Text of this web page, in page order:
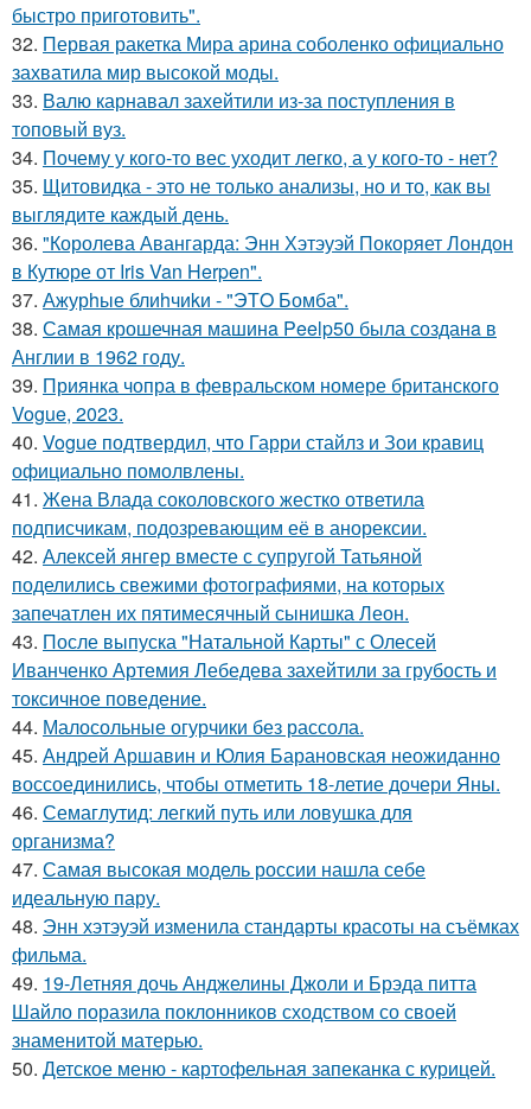
быстро приготовить".
32. Первая ракетка Мира арина соболенко официально
захватила мир высокой моды.
33. Валю карнавал захейтили из-за поступления в
топовый вуз.
34. Почему у кого-то вес уходит легко, а у кого-то - нет?
35. Щитовидка - это не только анализы, но и то, как вы
выглядите каждый день.
36. "Королева Авангарда: Энн Хэтэуэй Покоряет Лондон
в Кутюре от Iris Van Herpen".
37. Ажурhые блиhчиkи - "ЭТO Бомба".
38. Самая крошечная машинa Peelp50 была созданa в
Англии в 1962 году.
39. Приянка чопра в февральском номере британского
Vogue, 2023.
40. Vogue подтвердил, что Гарри стайлз и Зои кравиц
официально помолвлены.
41. Жена Влада соколовского жестко ответила
подписчикам, подозревающим её в анорексии.
42. Алексей янгер вместе с супругой Татьяной
поделились свежими фотографиями, на которых
запечатлен их пятимесячный сынишка Леон.
43. После выпуска "Натальной Карты" с Олесей
Иванченко Артемия Лебедева захейтили за грубость и
токсичное поведение.
44. Малосольные огурчики без рассола.
45. Андрей Аршавин и Юлия Барановская неожиданно
воссоединились, чтобы отметить 18-летие дочери Яны.
46. Семаглутид: легкий путь или ловушка для
организма?
47. Самая высокая модель россии нашла себе
идеальную пару.
48. Энн хэтэуэй изменила стандарты красоты на съёмках
фильма.
49. 19-Летняя дочь Анджелины Джоли и Брэда питта
Шайло поразила поклонников сходством со своей
знаменитой матерью.
50. Детское меню - картофельная запеканка с курицей.